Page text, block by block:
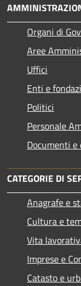
Organi di
Aree
Uffici
Enti e
Politici
Personale
Documenti e
CATEGORIE DI
Anagrafe e
Cultura e
Vita
Imprese e
Catasto e